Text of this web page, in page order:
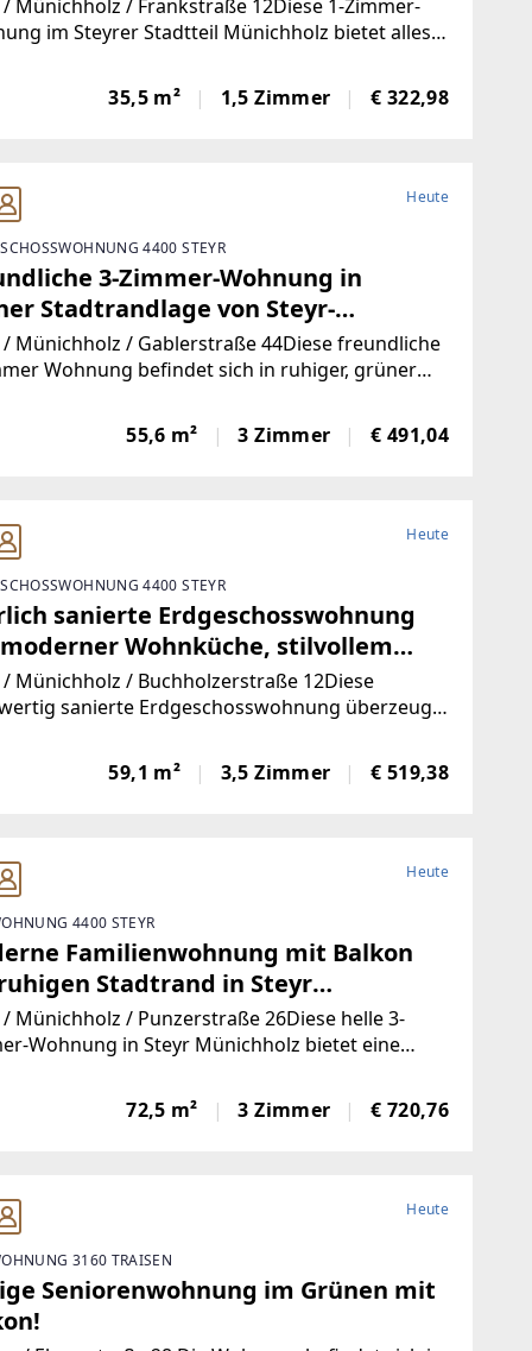
im kleinen
oder Pendler!
Münichholz / Frankstraße 12Diese 1-Zimmer-
im Steyrer Stadtteil Münichholz bietet alles,
Wohnung, für Studierende oder Pendler: Das
Wohnambiente, die funktionale
35,5 m² 1,5 Zimmer € 322,98
Heute
4400 STEYR
3-Zimmer-Wohnung in
Stadtrandlage von Steyr-
– hell, modern und ideal für
Wohnen mit Komfort und
/ Münichholz / Gablerstraße 44Diese freundliche
Wohnung befindet sich in ruhiger, grüner
Helle Wohnräume, ein umfassend
Badezimmer sowie ein großzügiges
55,6 m² 3 Zimmer € 491,04
Heute
4400 STEYR
sanierte Erdgeschosswohnung
Wohnküche, stilvollem
und Grünblick - in ruhiger
mit ausgezeichneter
/ Münichholz / Buchholzerstraße 12Diese
sanierte Erdgeschosswohnung überzeugt
durchdachter Raumaufteilung und
ausgezeichneten Lage. Der funktionale
59,1 m² 3,5 Zimmer € 519,38
Heute
4400 STEYR
Familienwohnung mit Balkon
Stadtrand in Steyr
ideale Kombination aus
und perfekter
Münichholz / Punzerstraße 26Diese helle 3-
Wohnung in Steyr Münichholz bietet eine
viel Helligkeit aus. Ein besonderer Vorteil ist
der zusätzlichen Wohnraum im
72,5 m² 3 Zimmer € 720,76
Heute
3160 TRAISEN
Seniorenwohnung im Grünen mit